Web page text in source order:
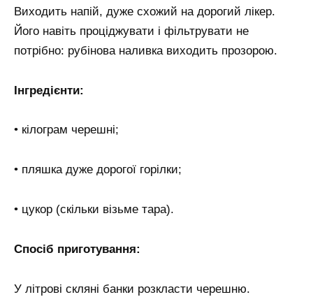
Виходить напій, дуже схожий на дорогий лікер.
Його навіть проціджувати і фільтрувати не
потрібно: рубінова наливка виходить прозорою.
Інгредієнти:
• кілограм черешні;
• пляшка дуже дорогої горілки;
• цукор (скільки візьме тара).
Спосіб приготування:
У літрові скляні банки розкласти черешню.